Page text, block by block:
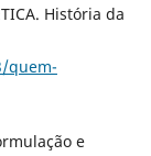
História da
quem-
e